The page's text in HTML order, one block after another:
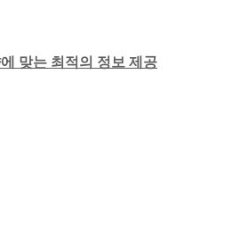
맞는 최적의 정보 제공